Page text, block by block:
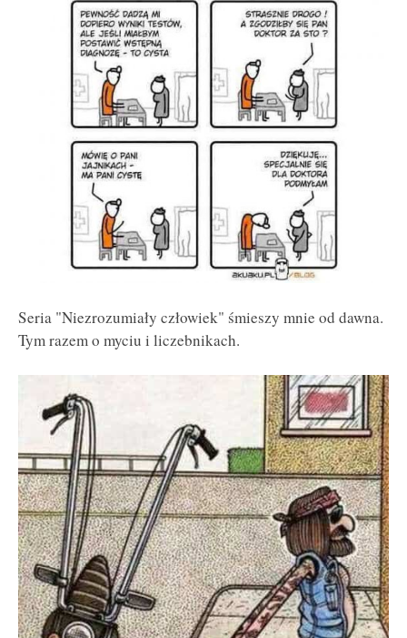
Seria "Niezrozumiały człowiek" śmieszy mnie od dawna.
Tym razem o myciu i liczebnikach.